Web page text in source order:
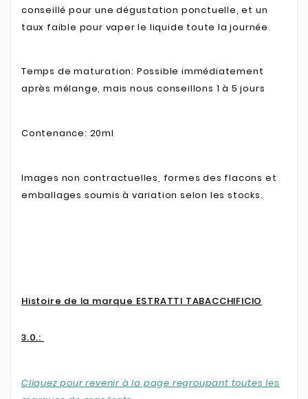
conseillé pour une dégustation ponctuelle, et un
taux faible pour vaper le liquide toute la journée.
Temps de maturation: Possible immédiatement
après mélange, mais nous conseillons 1 à 5 jours
Contenance: 20ml
Images non contractuelles, formes des flacons et
emballages soumis à variation selon les stocks.
Histoire de la marque ESTRATTI TABACCHIFICIO
3.0.:
Cliquez pour revenir à la page regroupant toutes les